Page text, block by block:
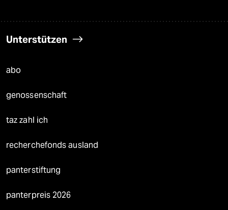
Unterstützen
abo
genossenschaft
taz zahl ich
recherchefonds ausland
panterstiftung
panterpreis 2026